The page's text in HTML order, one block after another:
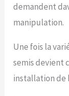
demandent
manipulation.
Une fois la
semis devient
installation de